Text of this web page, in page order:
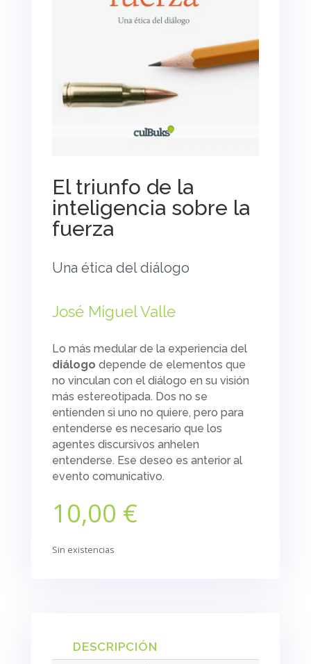
El triunfo de la
inteligencia sobre la
fuerza
Una ética del diálogo
José Miguel Valle
Lo más medular de la experiencia del
diálogo depende de elementos que
no vinculan con el diálogo en su visión
más estereotipada. Dos no se
entienden si uno no quiere, pero para
entenderse es necesario que los
agentes discursivos anhelen
entenderse. Ese deseo es anterior al
evento comunicativo.
10,00 €
Sin existencias
DESCRIPCIÓN